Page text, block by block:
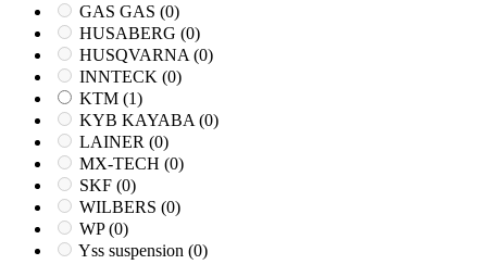
GAS GAS (0)
HUSABERG (0)
HUSQVARNA (0)
INNTECK (0)
KTM (1)
KYB KAYABA (0)
LAINER (0)
MX-TECH (0)
SKF (0)
WILBERS (0)
WP(0)
Yss suspension (0)